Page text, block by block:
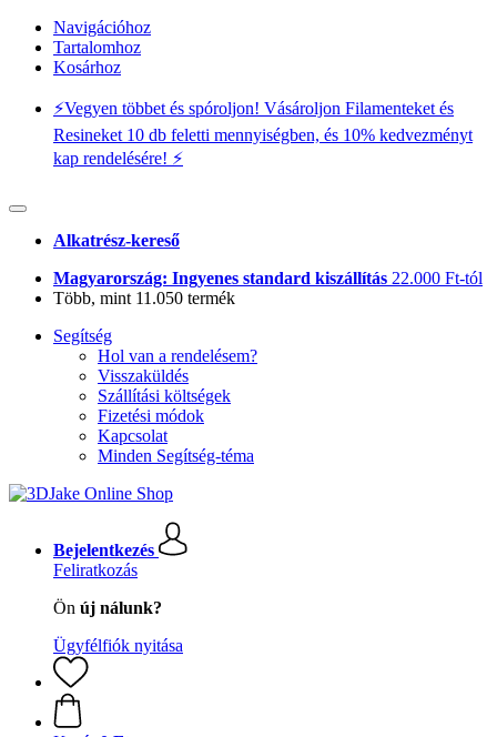
Navigációhoz
Tartalomhoz
Kosárhoz
⚡️Vegyen többet és spóroljon! Vásároljon Filamenteket és
Resineket 10 db feletti mennyiségben, és 10% kedvezményt
kap rendelésére! ⚡️
Alkatrész-kereső
Magyarország: Ingyenes standard kiszállítás 22.000 Ft-tól
Több, mint 11.050 termék
Segítség
Hol van a rendelésem?
Visszaküldés
Szállítási költségek
Fizetési módok
Kapcsolat
Minden Segítség-téma
Bejelentkezés
Feliratkozás
Ön új nálunk?
Ügyfélfiók nyitása